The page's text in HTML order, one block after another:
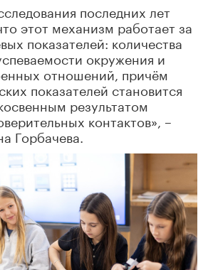
последних лет
этот механизм работает за
показателей: количества
окружения и
отношений, причём
показателей становится
результатом
контактов», –
Горбачева.